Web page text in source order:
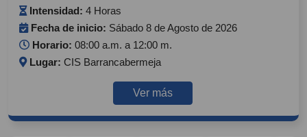
Intensidad: 4 Horas
Fecha de inicio: Sábado 8 de Agosto de 2026
Horario: 08:00 a.m. a 12:00 m.
Lugar: CIS Barrancabermeja
Ver más